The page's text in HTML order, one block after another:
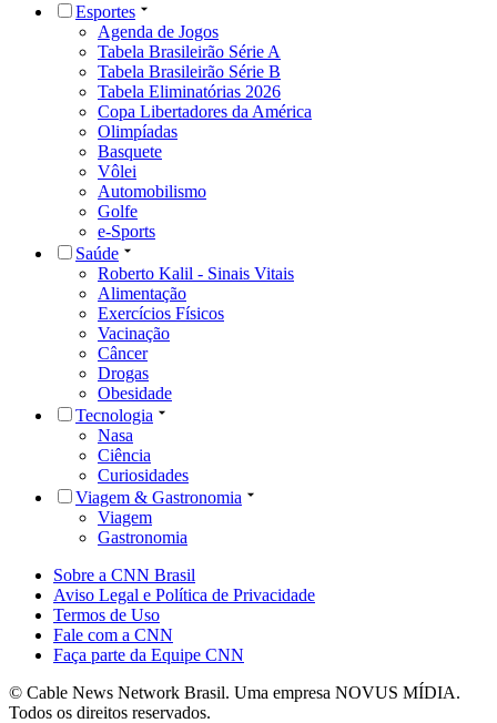
Esportes
Agenda de Jogos
Tabela Brasileirão Série A
Tabela Brasileirão Série B
Tabela Eliminatórias 2026
Copa Libertadores da América
Olimpíadas
Basquete
Vôlei
Automobilismo
Golfe
e-Sports
Saúde
Roberto Kalil - Sinais Vitais
Alimentação
Exercícios Físicos
Vacinação
Câncer
Drogas
Obesidade
Tecnologia
Nasa
Ciência
Curiosidades
Viagem & Gastronomia
Viagem
Gastronomia
Sobre a CNN Brasil
Aviso Legal e Política de Privacidade
Termos de Uso
Fale com a CNN
Faça parte da Equipe CNN
© Cable News Network Brasil. Uma empresa NOVUS MÍDIA.
Todos os direitos reservados.